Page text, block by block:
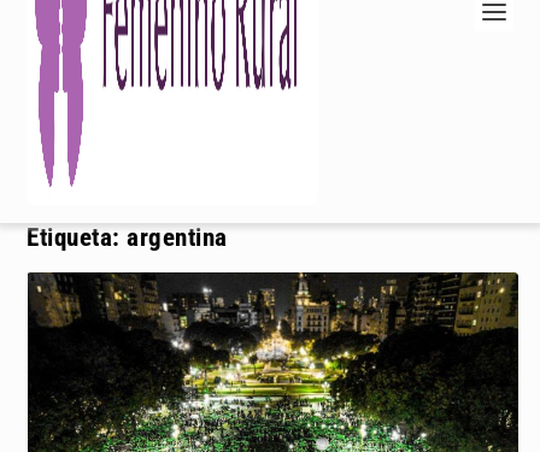
Etiqueta:argentina